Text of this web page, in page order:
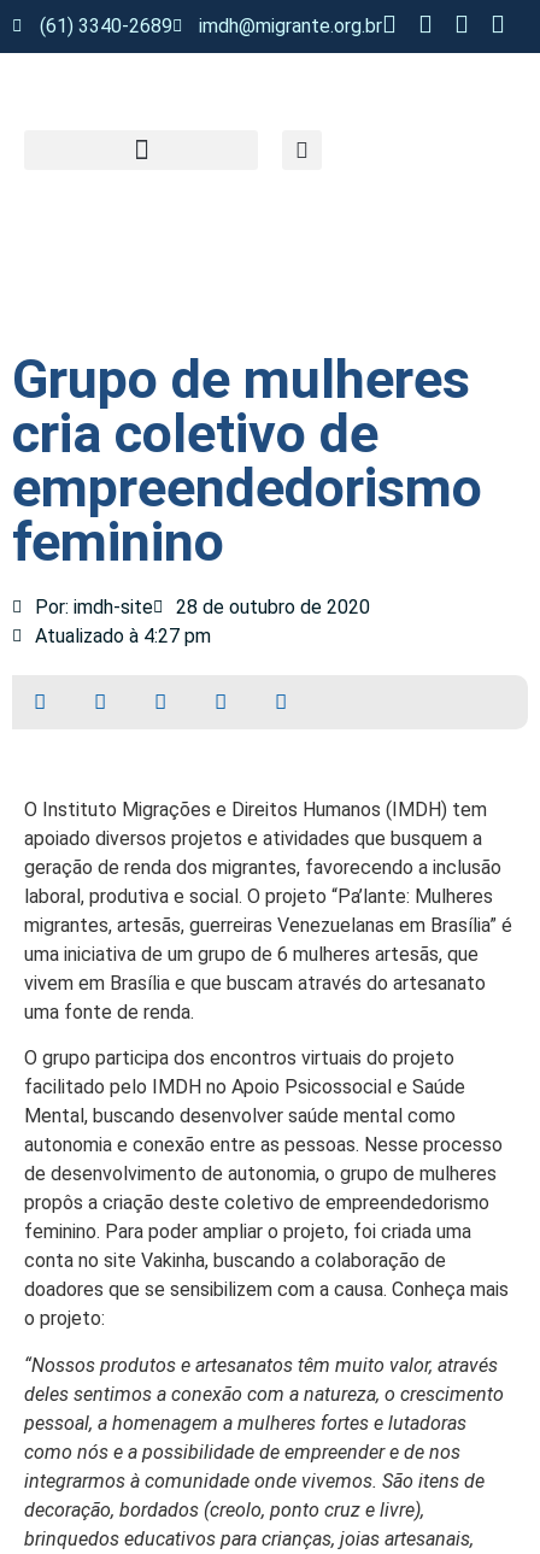
(61) 3340-2689 imdh@migrante.org.br
Grupo de mulheres
cria coletivo de
empreendedorismo
feminino
Por: imdh-site
28 de outubro de 2020
Atualizado à 4:27 pm
O Instituto Migrações e Direitos Humanos (IMDH) tem
apoiado diversos projetos e atividades que busquem a
geração de renda dos migrantes, favorecendo a inclusão
laboral, produtiva e social. O projeto “Pa’lante: Mulheres
migrantes, artesãs, guerreiras Venezuelanas em Brasília” é
uma iniciativa de um grupo de 6 mulheres artesãs, que
vivem em Brasília e que buscam através do artesanato
uma fonte de renda.
O grupo participa dos encontros virtuais do projeto
facilitado pelo IMDH no Apoio Psicossocial e Saúde
Mental, buscando desenvolver saúde mental como
autonomia e conexão entre as pessoas. Nesse processo
de desenvolvimento de autonomia, o grupo de mulheres
propôs a criação deste coletivo de empreendedorismo
feminino. Para poder ampliar o projeto, foi criada uma
conta no site Vakinha, buscando a colaboração de
doadores que se sensibilizem com a causa. Conheça mais
o projeto:
“Nossos produtos e artesanatos têm muito valor, através
deles sentimos a conexão com a natureza, o crescimento
pessoal, a homenagem a mulheres fortes e lutadoras
como nós e a possibilidade de empreender e de nos
integrarmos à comunidade onde vivemos. São itens de
decoração, bordados (creolo, ponto cruz e livre),
brinquedos educativos para crianças, joias artesanais,